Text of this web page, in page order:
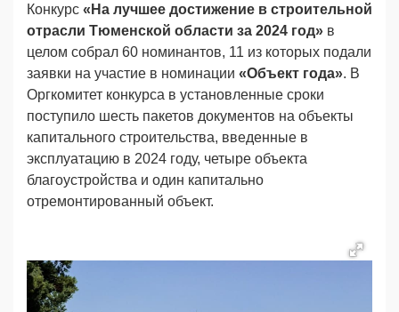
Конкурс «На лучшее достижение в строительной
отрасли Тюменской области за 2024 год» в
целом собрал 60 номинантов, 11 из которых подали
заявки на участие в номинации «Объект года». В
Оргкомитет конкурса в установленные сроки
поступило шесть пакетов документов на объекты
капитального строительства, введенные в
эксплуатацию в 2024 году, четыре объекта
благоустройства и один капитально
отремонтированный объект.